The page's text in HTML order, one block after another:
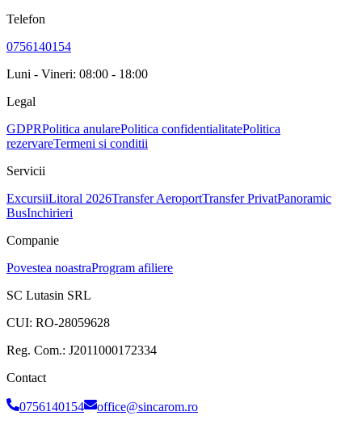
Telefon
0756140154
Luni - Vineri: 08:00 - 18:00
Legal
GDPRPolitica anularePolitica confidentialitatePolitica
rezervareTermeni si conditii
Servicii
ExcursiiLitoral 2026Transfer AeroportTransfer PrivatPanoramic
BusInchirieri
Companie
Povestea noastraProgram afiliere
SC Lutasin SRL
CUI: RO-28059628
Reg. Com.: J2011000172334
Contact
0756140154 office@sincarom.ro